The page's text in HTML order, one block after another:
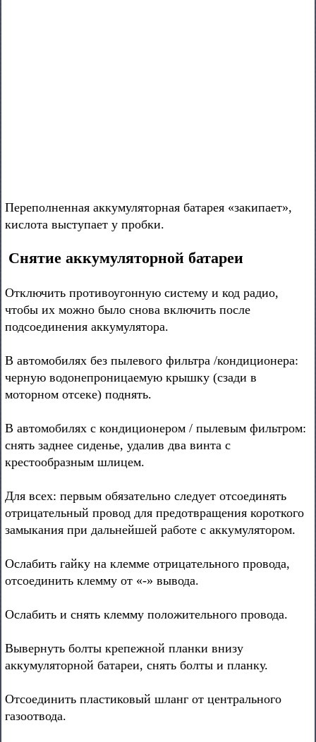
Переполненная аккумуляторная батарея «закипает»,
кислота выступает у пробки.
Снятие аккумуляторной батареи
Отключить противоугонную систему и код радио,
чтобы их можно было снова включить после
подсоединения аккумулятора.
В автомобилях без пылевого фильтра /кондиционера:
черную водонепроницаемую крышку (сзади в
моторном отсеке) поднять.
В автомобилях с кондиционером / пылевым фильтром:
снять заднее сиденье, удалив два винта с
крестообразным шлицем.
Для всех: первым обязательно следует отсоединять
отрицательный провод для предотвращения короткого
замыкания при дальнейшей работе с аккумулятором.
Ослабить гайку на клемме отрицательного провода,
отсоединить клемму от «-» вывода.
Ослабить и снять клемму положительного провода.
Вывернуть болты крепежной планки внизу
аккумуляторной батареи, снять болты и планку.
Отсоединить пластиковый шланг от центрального
газоотвода.